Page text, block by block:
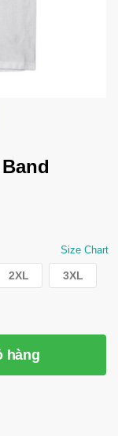
Size Chart
2XL 3XL
hàng